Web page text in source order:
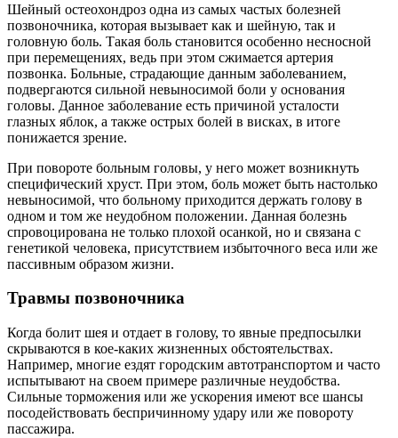
Шейный остеохондроз одна из самых частых болезней
позвоночника, которая вызывает как и шейную, так и
головную боль. Такая боль становится особенно несносной
при перемещениях, ведь при этом сжимается артерия
позвонка. Больные, страдающие данным заболеванием,
подвергаются сильной невыносимой боли у основания
головы. Данное заболевание есть причиной усталости
глазных яблок, а также острых болей в висках, в итоге
понижается зрение.
При повороте больным головы, у него может возникнуть
специфический хруст. При этом, боль может быть настолько
невыносимой, что больному приходится держать голову в
одном и том же неудобном положении. Данная болезнь
спровоцирована не только плохой осанкой, но и связана с
генетикой человека, присутствием избыточного веса или же
пассивным образом жизни.
Травмы позвоночника
Когда болит шея и отдает в голову, то явные предпосылки
скрываются в кое-каких жизненных обстоятельствах.
Например, многие ездят городским автотранспортом и часто
испытывают на своем примере различные неудобства.
Сильные торможения или же ускорения имеют все шансы
посодействовать беспричинному удару или же повороту
пассажира.